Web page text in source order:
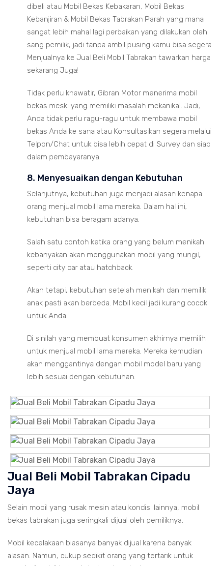
dibeli atau Mobil Bekas Kebakaran, Mobil Bekas
Kebanjiran & Mobil Bekas Tabrakan Parah yang mana
sangat lebih mahal lagi perbaikan yang dilakukan oleh
sang pemilik, jadi tanpa ambil pusing kamu bisa segera
Menjualnya ke Jual Beli Mobil Tabrakan tawarkan harga
sekarang Juga!
Tidak perlu khawatir, Gibran Motor menerima mobil
bekas meski yang memiliki masalah mekanikal. Jadi,
Anda tidak perlu ragu-ragu untuk membawa mobil
bekas Anda ke sana atau Konsultasikan segera melalui
Telpon/Chat untuk bisa lebih cepat di Survey dan siap
dalam pembayaranya.
8. Menyesuaikan dengan Kebutuhan
Selanjutnya, kebutuhan juga menjadi alasan kenapa
orang menjual mobil lama mereka. Dalam hal ini,
kebutuhan bisa beragam adanya.
Salah satu contoh ketika orang yang belum menikah
kebanyakan akan menggunakan mobil yang mungil,
seperti city car atau hatchback.
Akan tetapi, kebutuhan setelah menikah dan memiliki
anak pasti akan berbeda. Mobil kecil jadi kurang cocok
untuk Anda.
Di sinilah yang membuat konsumen akhirnya memilih
untuk menjual mobil lama mereka. Mereka kemudian
akan menggantinya dengan mobil model baru yang
lebih sesuai dengan kebutuhan.
Jual Beli Mobil Tabrakan Cipadu
Jaya
Selain mobil yang rusak mesin atau kondisi lainnya, mobil
bekas tabrakan juga seringkali dijual oleh pemiliknya.
Mobil kecelakaan biasanya banyak dijual karena banyak
alasan. Namun, cukup sedikit orang yang tertarik untuk